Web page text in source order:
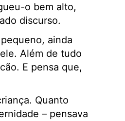
o bem alto,
discurso.
ainda
Além de tudo
E pensa que,
Quanto
– pensava